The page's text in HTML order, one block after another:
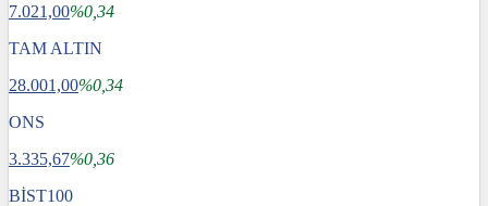
7.021,00%0,34
TAM ALTIN
28.001,00%0,34
ONS
3.335,67%0,36
BİST100